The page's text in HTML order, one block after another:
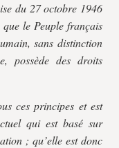
du 27 octobre 1946
le Peuple français
sans distinction
possède des droits
ces principes et est
qui est basé sur
; qu’elle est donc